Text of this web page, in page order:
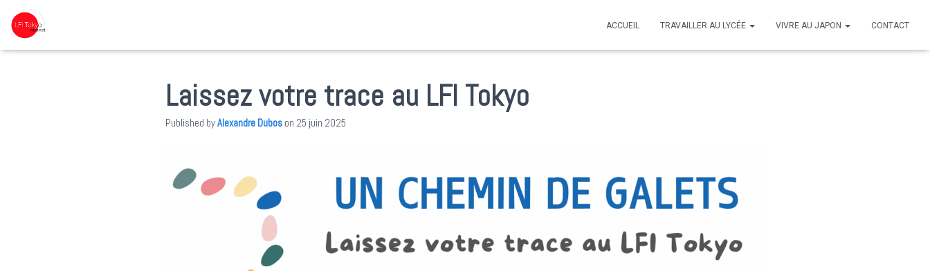
ACCUEIL TRAVAILLER AU LYCÉE VIVRE AU JAPON CONTACT
Laissez votre trace au LFI Tokyo
Published byAlexandre Dubos on 25 juin 2025